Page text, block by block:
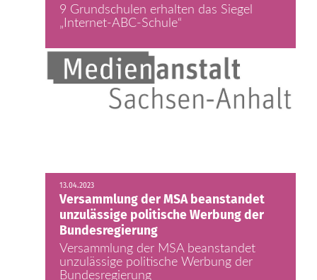
9 Grundschulen erhalten das Siegel
„Internet-ABC-Schule“
13.04.2023
Versammlung der MSA beanstandet
unzulässige politische Werbung der
Bundesregierung
Versammlung der MSA beanstandet
unzulässige politische Werbung der
Bundesregierung